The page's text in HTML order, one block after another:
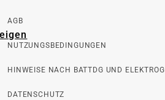
AGB
NUTZUNGSBEDINGUNGEN
HINWEISE NACH BATTDG UND ELEKTROG
DATENSCHUTZ